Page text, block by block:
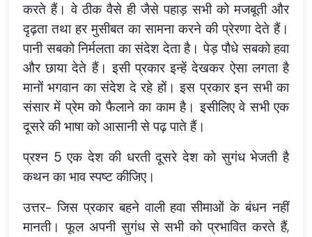
करते हैं। वे ठीक वैसे ही जैसे पहाड़ सभी को मजबूती और
दृढ़ता तथा हर मुसीबत का सामना करने की प्रेरणा देते हैं।
पानी सबको निर्मलता का संदेश देता है। पेड़ पौधे सबको हवा
और छाया देते हैं। इसी प्रकार इन्हें देखकर ऐसा लगता है
मानों भगवान का संदेश दे रहे हों। इस प्रकार इन सभी का
संसार में प्रेम को फैलाने का काम है। इसीलिए वे सभी एक
दूसरे की भाषा को आसानी से पढ़ पाते हैं।
प्रश्न 5 एक देश की धरती दूसरे देश को सुगंध भेजती है
कथन का भाव स्पष्ट कीजिए।
उत्तर- जिस प्रकार बहने वाली हवा सीमाओं के बंधन नहीं
मानती। फूल अपनी सुगंध से सभी को प्रभावित करते हैं,